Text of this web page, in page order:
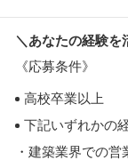
＼あなたの経験を
《応募条件》
高校卒業以上
下記いずれかの
・建築業界での